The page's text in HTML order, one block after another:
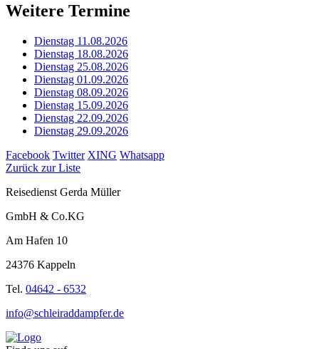
Weitere Termine
Dienstag 11.08.2026
Dienstag 18.08.2026
Dienstag 25.08.2026
Dienstag 01.09.2026
Dienstag 08.09.2026
Dienstag 15.09.2026
Dienstag 22.09.2026
Dienstag 29.09.2026
Facebook Twitter XING Whatsapp
Zurück zur Liste
Reisedienst Gerda Müller
GmbH & Co.KG
Am Hafen 10
24376 Kappeln
Tel. 04642 - 6532
info@schleiraddampfer.de